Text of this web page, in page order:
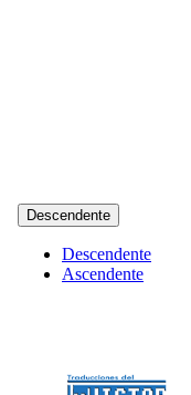
Descendente
Descendente
Ascendente